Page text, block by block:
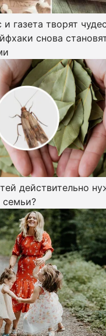
газета творят
снова
действительно
семьи?